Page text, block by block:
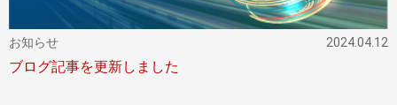
お知らせ 2024.04.12
ブログ記事を更新しました